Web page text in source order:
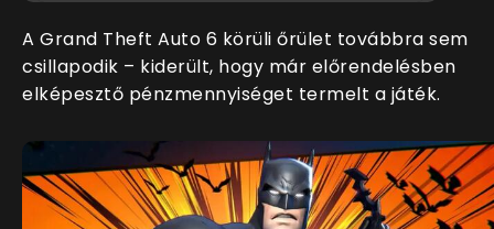
A Grand Theft Auto 6 körüli őrület továbbra sem
csillapodik – kiderült, hogy már előrendelésben
elképesztő pénzmennyiséget termelt a játék.